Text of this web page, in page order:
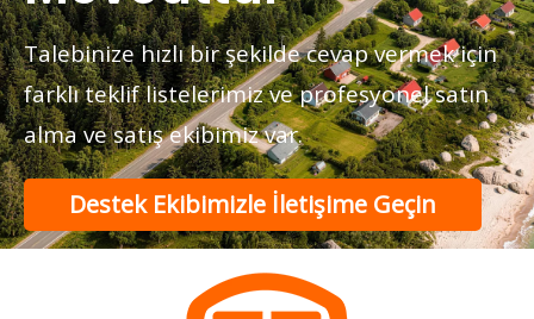
Kentsel Ulaşım için Elektrikli Çekçek ve Elektrikli Yolcu Üç Tekerlekli Bisikleti
Elektrikli çekçeklerle yolcu elektrikli üç tekerlekli
Talebinize hızlı bir şekilde cevap vermek için
farklı teklif listelerimiz ve profesyonel satın
alma ve satış ekibimiz var.
Destek Ekibimizle İletişime Geçin